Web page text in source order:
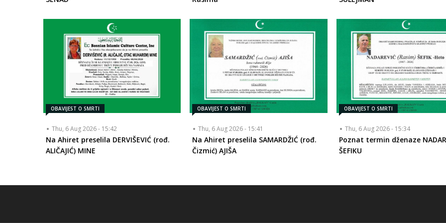
OBAVIJEST O SMRTI
Thu, 6 Aug 2026 - 15:42
Na Ahiret preselila DERVIŠEVIĆ (rođ.
ALIČAJIĆ) MINE
OBAVIJEST O SMRTI
Thu, 6 Aug 2026 - 15:41
Na Ahiret preselila SAMARDŽIĆ (rođ.
Čizmić) AJIŠA
OBAVIJEST O SMRTI
Thu, 6 Aug 2026 - 15:34
Poznat termin dženaze
ŠEFIKU